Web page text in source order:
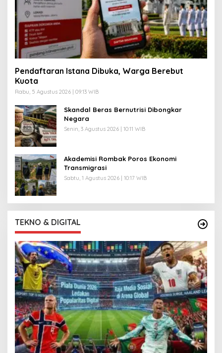
Pendaftaran Istana Dibuka, Warga Berebut
Kuota
Rabu, 5 Agustus 2026 | 09:13 WIB
Skandal Beras Bernutrisi Dibongkar
Negara
Senin, 3 Agustus 2026 | 10:11 WIB
Akademisi Rombak Poros Ekonomi
Transmigrasi
Sabtu, 1 Agustus 2026 | 10:17 WIB
TEKNO & DIGITAL